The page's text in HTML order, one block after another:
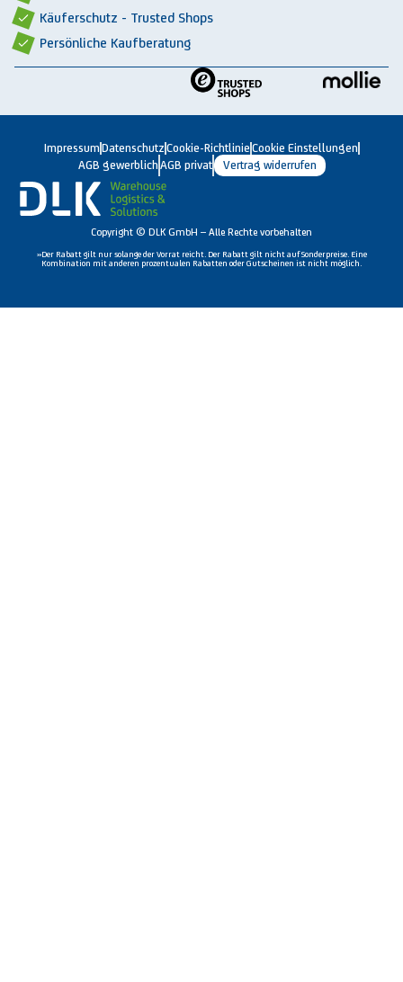
Käuferschutz - Trusted Shops
Persönliche Kaufberatung
Impressum Datenschutz Cookie-Richtlinie Cookie Einstellungen
AGB gewerblich AGB privat Vertrag widerrufen
Copyright © DLK GmbH – Alle Rechte vorbehalten
»Der Rabatt gilt nur solange der Vorrat reicht. Der Rabatt gilt nicht auf Sonderpreise. Eine
Kombination mit anderen prozentualen Rabatten oder Gutscheinen ist nicht möglich.